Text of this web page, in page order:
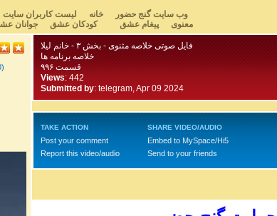
وب سایت گنج حضور
خانه لیست کاربران سایت
معنوی
پیغام عشق کودکان عشق جوانان
فایل صوتی خلاصه مثنوی - بخش ۳ - خانم لیلا
خلاصه برنامه ها
قسمت ۹۹۶
Views: 442
Submitted by: telegram, Apr 09 2024
TAKE ACTION
Post your comment
Report this video/audio
SHARE VIDEO/AUDIO
Embed to MySpace/Hi5
Send to your friends